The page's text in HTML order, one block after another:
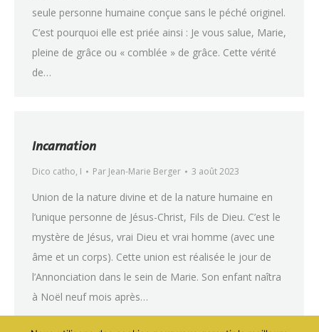
seule personne humaine conçue sans le péché originel.
C’est pourquoi elle est priée ainsi : Je vous salue, Marie,
pleine de grâce ou « comblée » de grâce. Cette vérité
de…
Incarnation
Dico catho, I Par Jean-Marie Berger 3 août 2023
Union de la nature divine et de la nature humaine en
l’unique personne de Jésus-Christ, Fils de Dieu. C’est le
mystère de Jésus, vrai Dieu et vrai homme (avec une
âme et un corps). Cette union est réalisée le jour de
l’Annonciation dans le sein de Marie. Son enfant naîtra
à Noël neuf mois après…